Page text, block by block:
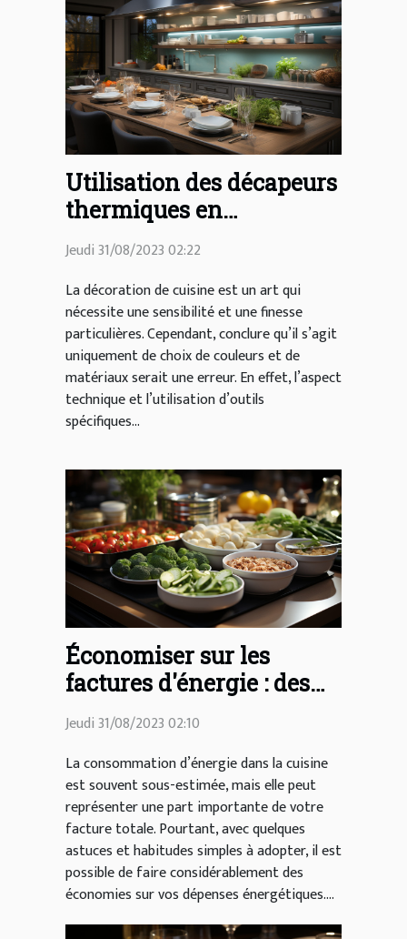
Utilisation des décapeurs
thermiques en
décoration de cuisine
Jeudi 31/08/2023 02:22
La décoration de cuisine est un art qui
nécessite une sensibilité et une finesse
particulières. Cependant, conclure qu’il s’agit
uniquement de choix de couleurs et de
matériaux serait une erreur. En effet, l’aspect
technique et l’utilisation d’outils
spécifiques...
Économiser sur les
factures d'énergie : des
astuces simples pour la
cuisine
Jeudi 31/08/2023 02:10
La consommation d’énergie dans la cuisine
est souvent sous-estimée, mais elle peut
représenter une part importante de votre
facture totale. Pourtant, avec quelques
astuces et habitudes simples à adopter, il est
possible de faire considérablement des
économies sur vos dépenses énergétiques....